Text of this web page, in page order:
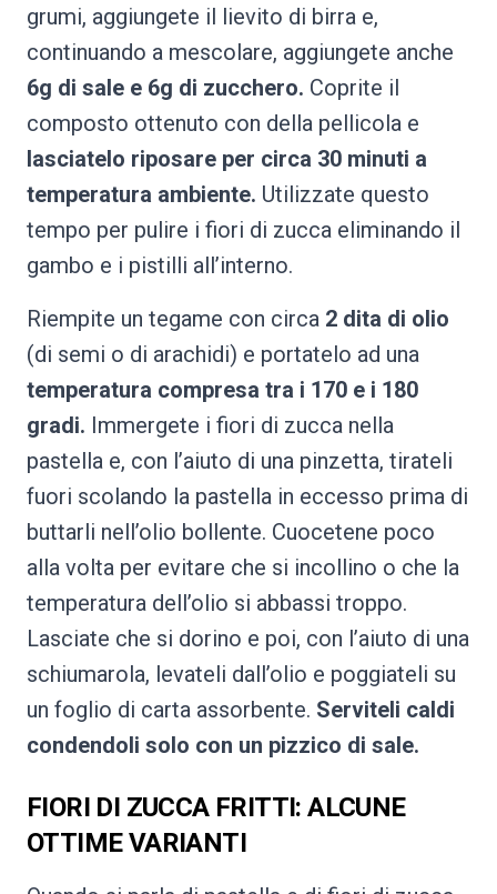
grumi, aggiungete il lievito di birra e,
continuando a mescolare, aggiungete anche
6g di sale e 6g di zucchero. Coprite il
composto ottenuto con della pellicola e
lasciatelo riposare per circa 30 minuti a
temperatura ambiente. Utilizzate questo
tempo per pulire i fiori di zucca eliminando il
gambo e i pistilli all’interno.
Riempite un tegame con circa 2 dita di olio
(di semi o di arachidi) e portatelo ad una
temperatura compresa tra i 170 e i 180
gradi. Immergete i fiori di zucca nella
pastella e, con l’aiuto di una pinzetta, tirateli
fuori scolando la pastella in eccesso prima di
buttarli nell’olio bollente. Cuocetene poco
alla volta per evitare che si incollino o che la
temperatura dell’olio si abbassi troppo.
Lasciate che si dorino e poi, con l’aiuto di una
schiumarola, levateli dall’olio e poggiateli su
un foglio di carta assorbente. Serviteli caldi
condendoli solo con un pizzico di sale.
FIORI DI ZUCCA FRITTI: ALCUNE
OTTIME VARIANTI